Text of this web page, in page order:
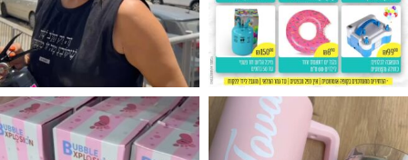
מטף לגילוי מין העובר חזר למלא